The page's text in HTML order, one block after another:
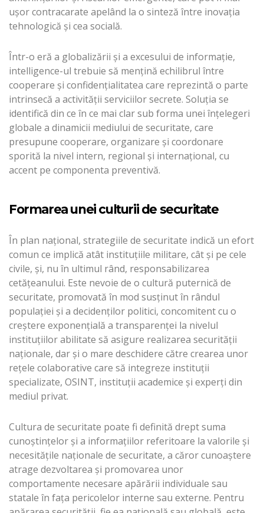
uşor contracarate apelând la o sinteză între inovaţia
tehnologică şi cea socială.
Într-o eră a globalizării şi a excesului de informaţie,
intelligence-ul trebuie să menţină echilibrul între
cooperare şi confidenţialitatea care reprezintă o parte
intrinsecă a activității serviciilor secrete. Soluţia se
identifică din ce în ce mai clar sub forma unei înţelegeri
globale a dinamicii mediului de securitate, care
presupune cooperare, organizare şi coordonare
sporită la nivel intern, regional şi internaţional, cu
accent pe componenta preventivă.
Formarea unei culturii de securitate
În plan naţional, strategiile de securitate indică un efort
comun ce implică atât instituţiile militare, cât şi pe cele
civile, şi, nu în ultimul rând, responsabilizarea
cetăţeanului. Este nevoie de o cultură puternică de
securitate, promovată în mod susţinut în rândul
populaţiei şi a decidenţilor politici, concomitent cu o
creştere exponenţială a transparenţei la nivelul
instituţiilor abilitate să asigure realizarea securităţii
naţionale, dar și o mare deschidere către crearea unor
rețele colaborative care să integreze instituții
specializate, OSINT, instituții academice și experți din
mediul privat.
Cultura de securitate poate fi definită drept suma
cunoștințelor și a informațiilor referitoare la valorile și
necesitățile naționale de securitate, a căror cunoaștere
atrage dezvoltarea și promovarea unor
comportamente necesare apărării individuale sau
statale în fața pericolelor interne sau externe. Pentru